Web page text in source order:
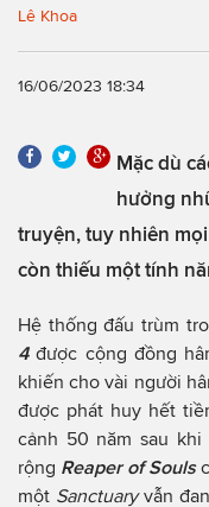
Lê Khoa
16/06/2023 18:34
Mặc dù
hưởng
truyện, tuy nhiên
còn thiếu một tính
Hệ thống đấu trùm
4được cộng đồng
khiến cho vài người
được phát huy hết
cảnh 50 năm sau khi
rộng Reaper of Souls
một Sanctuaryvẫn